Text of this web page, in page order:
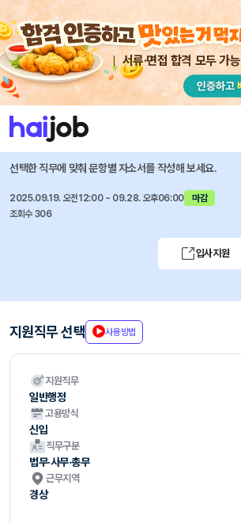
서류·면접 합격 모두 가능
채용공고 자소서 자유항목 자소서 내 작성목록
한동대학교 즐겨찾기
2025 한동대학교 정규직원 채용 공고
선택한 직무에 맞춰 문항별 자소서를 작성해 보세요.
2025.09.19. 오전12:00 ~ 09.28. 오후06:00
마감
조회수 306
입사지원
지원직무 선택 사용방법
지원직무
일반행정
고용방식
신입
직무구분
법무·사무·총무
근무지역
경상